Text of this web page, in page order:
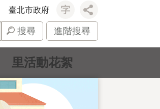
臺北市政府
搜尋 進階搜尋
里活動花絮